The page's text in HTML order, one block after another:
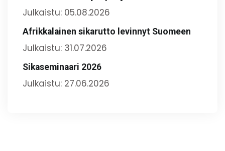
Julkaistu: 05.08.2026
Afrikkalainen sikarutto levinnyt Suomeen
Julkaistu: 31.07.2026
Sikaseminaari 2026
Julkaistu: 27.06.2026